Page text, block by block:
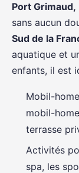
Port Grimaud,
sans aucun
Sud de la
aquatique et
enfants, il est
Mobil-
mobil-
terrasse
Activités
spa, les